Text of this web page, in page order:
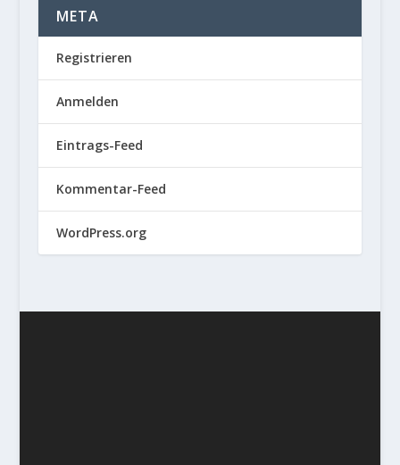
META
Registrieren
Anmelden
Eintrags-Feed
Kommentar-Feed
WordPress.org